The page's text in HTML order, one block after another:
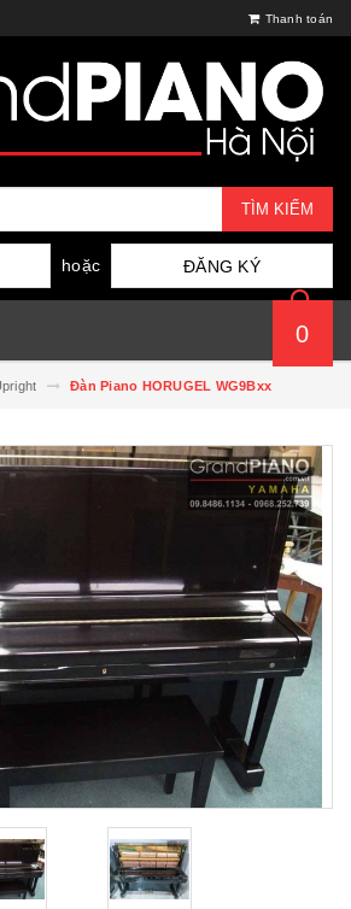
Thanh toán
TÌM KIẾM
hoặc ĐĂNG KÝ
0
Đàn Piano HORUGEL WG9Bxx